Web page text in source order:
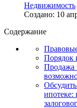
Недвижимость
Создано: 10
Содержание
Порядок
Продажа
ипотеке: